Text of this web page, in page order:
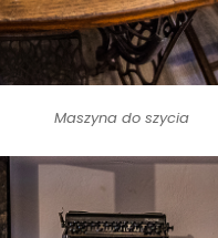
Maszyna do szycia